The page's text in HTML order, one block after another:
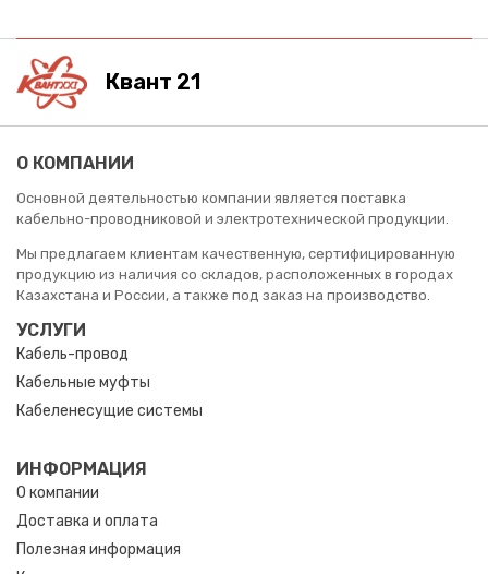
Квант 21
О КОМПАНИИ
Основной деятельностью компании является поставка
кабельно-проводниковой и электротехнической продукции.
Мы предлагаем клиентам качественную, сертифицированную
продукцию из наличия со складов, расположенных в городах
Казахстана и России, а также под заказ на производство.
УСЛУГИ
Кабель-провод
Кабельные муфты
Кабеленесущие системы
ИНФОРМАЦИЯ
О компании
Доставка и оплата
Полезная информация